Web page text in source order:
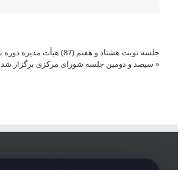
جلسه نوبت هشتاد و هفتم (87) هیأت مدیره دوره نهم
« سیصد و دومین جلسه شورای مرکزی برگزار شد